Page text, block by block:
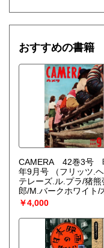
おすすめの書籍
CAMERA 42巻3号
年9月号
（フリッツ.
テレーズ.ル.プラ/猪熊
郎/M.バークホワイト/
兵衛/土門拳他）
￥4,000